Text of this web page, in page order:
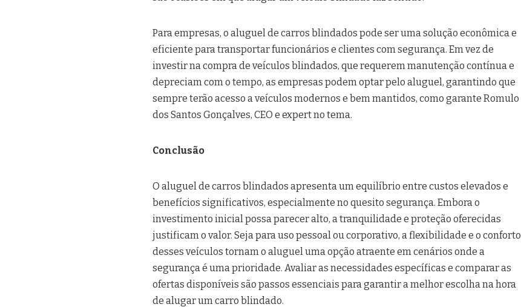
Para empresas, o aluguel de carros blindados pode ser uma solução econômica e
eficiente para transportar funcionários e clientes com segurança. Em vez de
investir na compra de veículos blindados, que requerem manutenção contínua e
depreciam com o tempo, as empresas podem optar pelo aluguel, garantindo que
sempre terão acesso a veículos modernos e bem mantidos, como garante Romulo
dos Santos Gonçalves, CEO e expert no tema.
Conclusão
O aluguel de carros blindados apresenta um equilíbrio entre custos elevados e
benefícios significativos, especialmente no quesito segurança. Embora o
investimento inicial possa parecer alto, a tranquilidade e proteção oferecidas
justificam o valor. Seja para uso pessoal ou corporativo, a flexibilidade e o conforto
desses veículos tornam o aluguel uma opção atraente em cenários onde a
segurança é uma prioridade. Avaliar as necessidades específicas e comparar as
ofertas disponíveis são passos essenciais para garantir a melhor escolha na hora
de alugar um carro blindado.